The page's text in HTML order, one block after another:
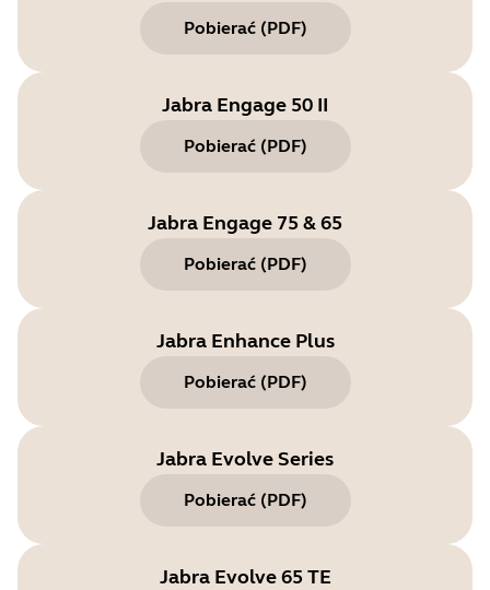
Pobierać (PDF)
Jabra Engage 50 II
Pobierać (PDF)
Jabra Engage 75 & 65
Pobierać (PDF)
Jabra Enhance Plus
Pobierać (PDF)
Jabra Evolve Series
Pobierać (PDF)
Jabra Evolve 65 TE